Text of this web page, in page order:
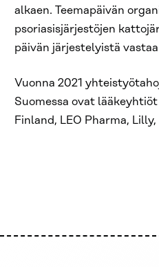
alkaen. Teemapäivän
psoriasisjärjestöjen
päivän järjestelyistä
Vuonna 2021
Suomessa ovat
Finland, LEO Pharma,